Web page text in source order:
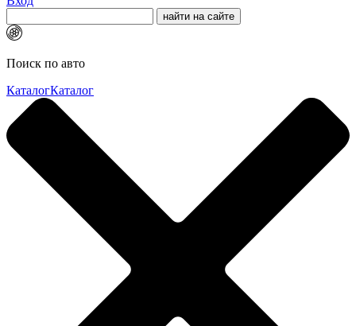
Поиск по авто
КаталогКаталог